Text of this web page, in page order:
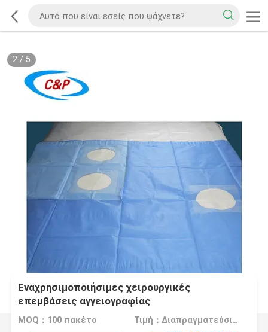
2/ 5
Εναχρησιμοποιήσιμες χειρουργικές
επεμβάσεις αγγειογραφίας
MOQ：100 πακέτο Τιμή：Διαπραγματεύσιμα